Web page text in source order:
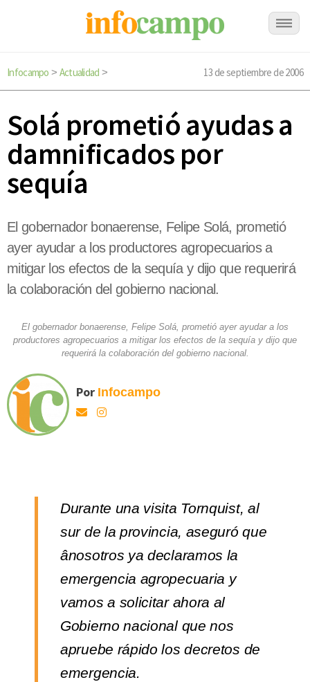
Infocampo > Actualidad > 13 de septiembre de 2006
Solá prometió ayudas a
damnificados por
sequía
El gobernador bonaerense, Felipe Solá, prometió
ayer ayudar a los productores agropecuarios a
mitigar los efectos de la sequía y dijo que requerirá
la colaboración del gobierno nacional.
El gobernador bonaerense, Felipe Solá, prometió ayer ayudar a los
productores agropecuarios a mitigar los efectos de la sequía y dijo que
requerirá la colaboración del gobierno nacional.
Por Infocampo
Durante una visita Tornquist, al
sur de la provincia, aseguró que
ânosotros ya declaramos la
emergencia agropecuaria y
vamos a solicitar ahora al
Gobierno nacional que nos
apruebe rápido los decretos de
emergencia.